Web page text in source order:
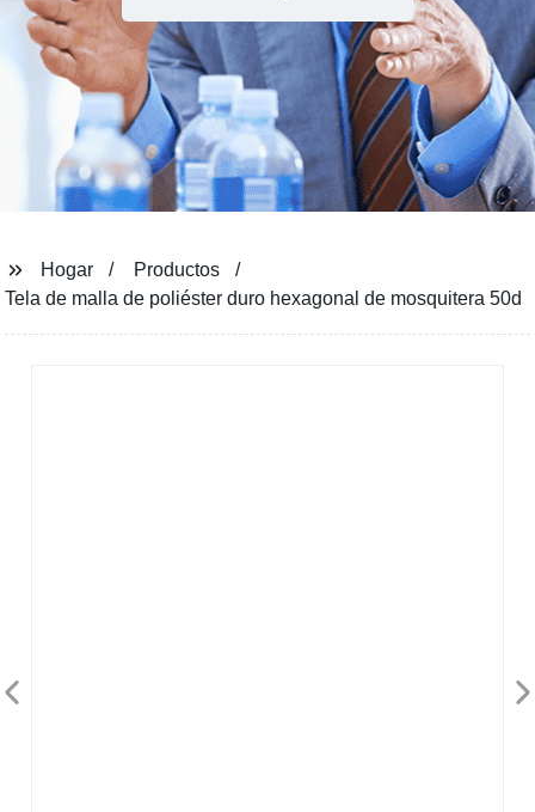
Hogar
Productos
Tela de malla de poliéster duro hexagonal de mosquitera 50d